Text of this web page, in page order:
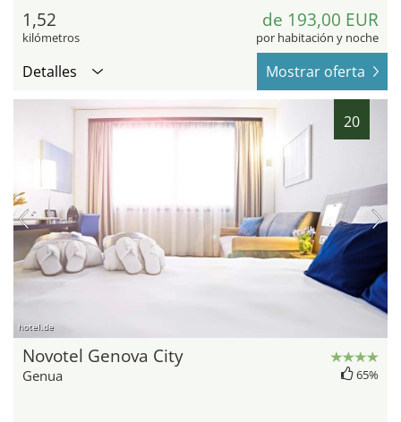
1,52
kilómetros
de 193,00 EUR
por habitación y noche
Detalles Mostrar oferta
20
hotel.de
Novotel Genova City
Genua 65%